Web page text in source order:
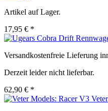
Artikel auf Lager.
17,95 € *
Versandkostenfreie Lieferung
Derzeit leider nicht lieferbar.
62,90 € *